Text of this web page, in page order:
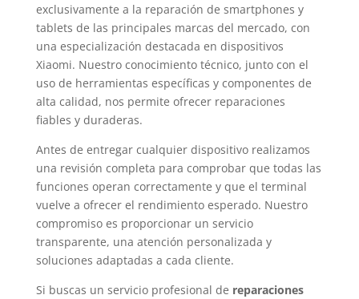
exclusivamente a la reparación de smartphones y
tablets de las principales marcas del mercado, con
una especialización destacada en dispositivos
Xiaomi. Nuestro conocimiento técnico, junto con el
uso de herramientas específicas y componentes de
alta calidad, nos permite ofrecer reparaciones
fiables y duraderas.
Antes de entregar cualquier dispositivo realizamos
una revisión completa para comprobar que todas las
funciones operan correctamente y que el terminal
vuelve a ofrecer el rendimiento esperado. Nuestro
compromiso es proporcionar un servicio
transparente, una atención personalizada y
soluciones adaptadas a cada cliente.
Si buscas un servicio profesional de reparaciones